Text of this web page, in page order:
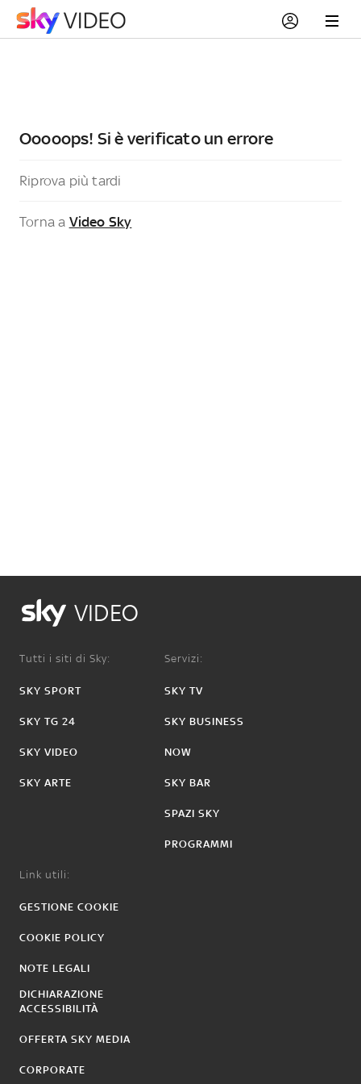
Ooooops! Si è verificato un errore
Riprova più tardi
Torna a Video Sky
VIDEO
Tutti i siti di Sky:
SKY SPORT
SKY TG 24
SKY VIDEO
SKY ARTE
Servizi:
SKY TV
SKY BUSINESS
NOW
SKY BAR
SPAZI SKY
PROGRAMMI
Link utili:
GESTIONE COOKIE
COOKIE POLICY
NOTE LEGALI
DICHIARAZIONE
ACCESSIBILITÀ
OFFERTA SKY MEDIA
CORPORATE